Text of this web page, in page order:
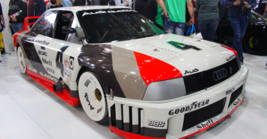
n
c
i
p